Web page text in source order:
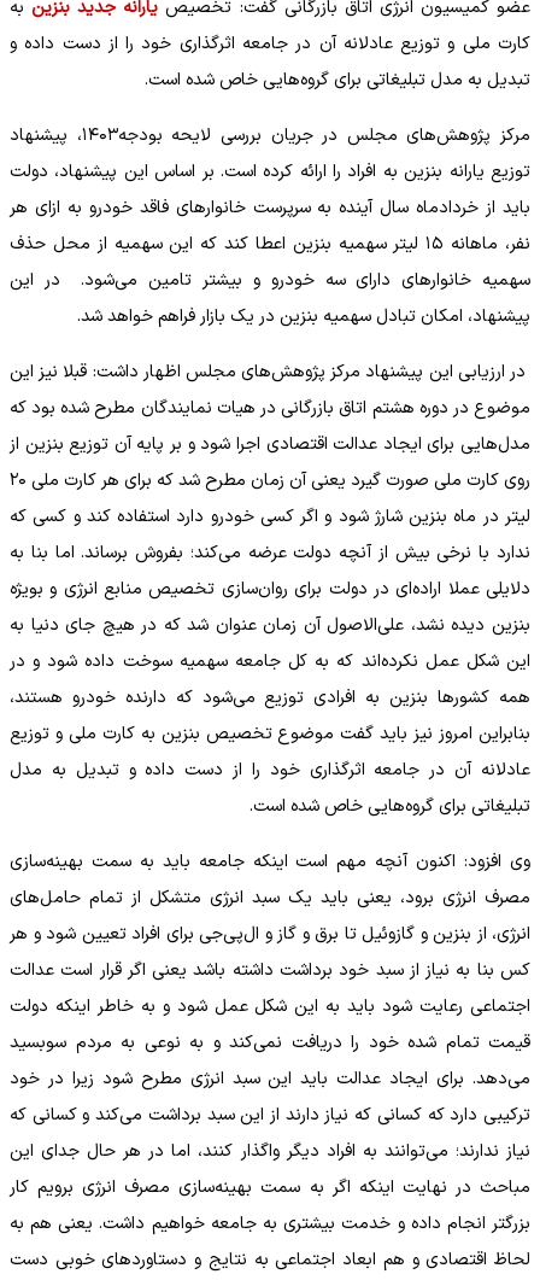
عضو کمیسیون انرژی اتاق بازرگانی گفت: تخصیصیارانه جدید بنزینبه
کارت ملی و توزیع عادلانه آن در جامعه اثرگذاری خود را از دست داده و
تبدیل به مدل تبلیغاتی برای گروه‌هایی خاص شده است.
مرکز پژوهش‌های مجلس در جریان بررسی لایحه بودجه۱۴۰۳، پیشنهاد
توزیع یارانه بنزین به افراد را ارائه کرده است. بر اساس این پیشنهاد، دولت
باید از خردادماه سال آینده به سرپرست خانوارهای فاقد خودرو به ازای هر
نفر، ماهانه ۱۵ لیتر سهمیه بنزین اعطا کند که این سهمیه از محل حذف
سهمیه خانوارهای دارای سه خودرو و بیشتر تامین می‌شود. در این
پیشنهاد، امکان تبادل سهمیه بنزین در یک بازار فراهم خواهد شد.
در ارزیابی این پیشنهاد مرکز پژوهش‌های مجلس اظهار داشت: قبلا نیز این
موضوع در دوره هشتم اتاق بازرگانی در هیات نمایندگان مطرح شده بود که
مدل‌هایی برای ایجاد عدالت اقتصادی اجرا شود و بر پایه آن توزیع بنزین از
روی کارت ملی صورت گیرد یعنی آن زمان مطرح شد که برای هر کارت ملی ۲۰
لیتر در ماه بنزین شارژ شود و اگر کسی خودرو دارد استفاده کند و کسی که
ندارد با نرخی بیش از آنچه دولت عرضه می‌کند؛ بفروش برساند. اما بنا به
دلایلی عملا اراده‌ای در دولت برای روان‌سازی تخصیص منابع انرژی و بویژه
بنزین دیده نشد، علی‌الاصول آن زمان عنوان شد که در هیچ جای دنیا به
این شکل عمل نکرده‌اند که به کل جامعه سهمیه سوخت داده شود و در
همه کشورها بنزین به افرادی توزیع می‌شود که دارنده خودرو هستند،
بنابراین امروز نیز باید گفت موضوع تخصیص بنزین به کارت ملی و توزیع
عادلانه آن در جامعه اثرگذاری خود را از دست داده و تبدیل به مدل
تبلیغاتی برای گروه‌هایی خاص شده است.
وی افزود: اکنون آنچه مهم است اینکه جامعه باید به سمت بهینه‌سازی
مصرف انرژی برود، یعنی باید یک سبد انرژی متشکل از تمام حامل‌های
انرژی، از بنزین و گازوئیل تا برق و گاز و ال‌پی‌جی برای افراد تعیین شود و هر
کس بنا به نیاز از سبد خود برداشت داشته باشد یعنی اگر قرار است عدالت
اجتماعی رعایت شود باید به این شکل عمل شود و به خاطر اینکه دولت
قیمت تمام شده خود را دریافت نمی‌کند و به نوعی به مردم سوبسید
می‌دهد. برای ایجاد عدالت باید این سبد انرژی مطرح شود زیرا در خود
ترکیبی دارد که کسانی که نیاز دارند از این سبد برداشت می‌کند و کسانی که
نیاز ندارند؛ می‌توانند به افراد دیگر واگذار کنند، اما در هر حال جدای این
مباحث در نهایت اینکه اگر به سمت بهینه‌سازی مصرف انرژی برویم کار
بزرگتر انجام داده و خدمت بیشتری به جامعه خواهیم داشت. یعنی هم به
لحاظ اقتصادی و هم ابعاد اجتماعی به نتایج و دستاوردهای خوبی دست